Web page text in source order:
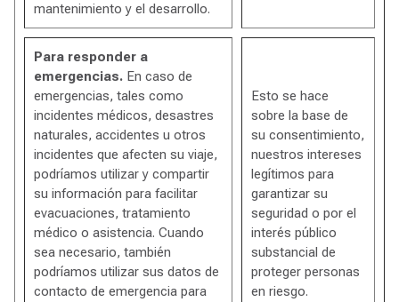
mantenimiento y el desarrollo.
Para responder a
emergencias. En caso de
emergencias, tales como
incidentes médicos, desastres
naturales, accidentes u otros
incidentes que afecten su viaje,
podríamos utilizar y compartir
su información para facilitar
evacuaciones, tratamiento
médico o asistencia. Cuando
sea necesario, también
podríamos utilizar sus datos de
contacto de emergencia para
Esto se hace
sobre la base de
su consentimiento,
nuestros intereses
legítimos para
garantizar su
seguridad o por el
interés público
substancial de
proteger personas
en riesgo.